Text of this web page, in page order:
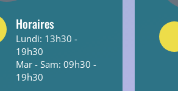
Horaires
Lundi: 13h30 -
19h30
Mar - Sam: 09h30 -
19h30